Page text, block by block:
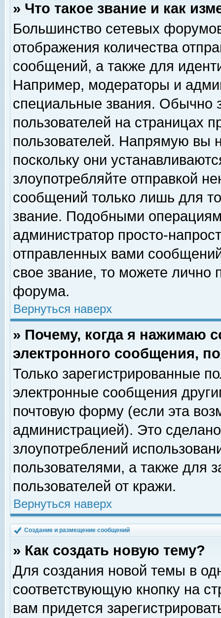
» Что такое звание и как
Большинство сетевых
отображения количества
сообщений, а также для
Например, модераторы и
специальные звания. Обычно
пользователей на страницах
пользователей. Напрямую вы
поскольку они
злоупотребляйте отправкой
сообщений только лишь для
звание. Подобными
администратор просто-
отправленных вами
свое звание, то можете лично
форума.
Вернуться наверх
» Почему, когда я нажимаю
электронного сообщения,
Только зарегистрированные
электронные сообщения
почтовую форму (если эта
администрацией). Это
злоупотреблений
пользователями, а также для
пользователей от кражи.
Вернуться наверх
Создание и размещение сообщений
» Как создать новую тему?
Для создания новой темы в
соответствующую кнопку на
вам придется